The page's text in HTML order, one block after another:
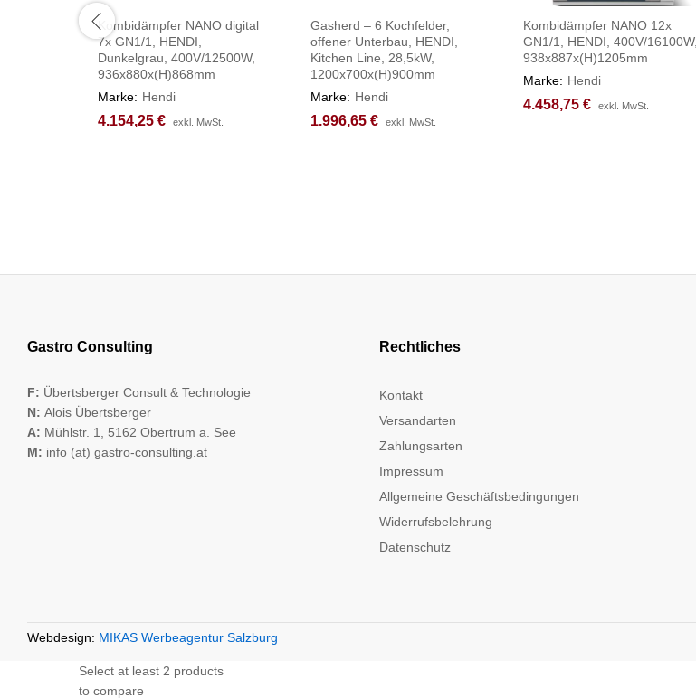
Kombidämpfer NANO digital
7x GN1/1, HENDI,
Dunkelgrau, 400V/12500W,
936x880x(H)868mm
Marke: Hendi
4.154,25 € exkl. MwSt.
4.154,25 € exkl. MwSt.
Gasherd – 6 Kochfelder,
offener Unterbau, HENDI,
Kitchen Line, 28,5kW,
1200x700x(H)900mm
Marke: Hendi
1.996,65 € exkl. MwSt.
1.996,65 € exkl. MwSt.
Kombidämpfer NANO 12x
GN1/1, HENDI, 400V/16100W,
938x887x(H)1205mm
Marke: Hendi
4.458,75 € exkl. MwSt.
4.458,75 € exkl. MwSt.
Gastro Consulting
F: Übertsberger Consult & Technologie
N: Alois Übertsberger
A: Mühlstr. 1, 5162 Obertrum a. See
M: info (at) gastro-consulting.at
Rechtliches
Kontakt
Versandarten
Zahlungsarten
Impressum
Allgemeine Geschäftsbedingungen
Widerrufsbelehrung
Datenschutz
Webdesign: MIKAS Werbeagentur Salzburg
Select at least 2 products
to compare